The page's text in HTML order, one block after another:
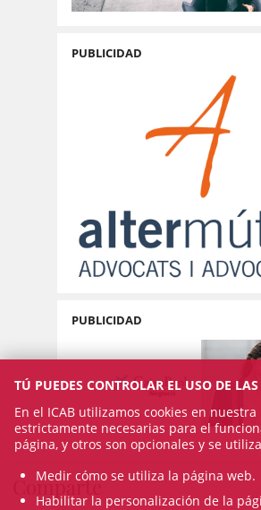
PUBLICIDAD
PUBLICIDAD
Comparte
TÚ PUEDES CONTROLAR EL USO DE
En el ICAB utilizamos cookies en
estrictamente necesarias para el
página, y otros son opcionales y se
Medir cómo se utiliza la página web.
Habilitar la personalización de la